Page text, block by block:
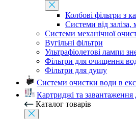
Колбові фільтри з
Системи від
Системи механічної
Вугільні фільтри
Ультрафіолетові лампи
Фільтри для очищення
Фільтри для душу
Системи очистки води в
Картриджі та завантаження
Каталог товарів